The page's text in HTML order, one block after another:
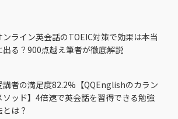
ンライン英会話のTOEIC対策で効果は本当
出る？900点越え筆者が徹底解説
講者の満足度82.2%【QQEnglishのカラン
ソッド】4倍速で英会話を習得できる勉強
とは？